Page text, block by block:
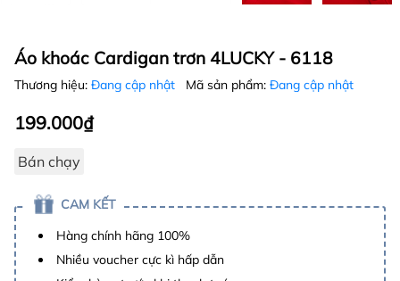
Áo khoác Cardigan trơn 4LUCKY - 6118
Thương hiệu: Đang cập nhật Mã sản phẩm: Đang cập nhật
199.000₫
Bán chạy
CAM KẾT
Hàng chính hãng 100%
Nhiều voucher cực kì hấp dẫn